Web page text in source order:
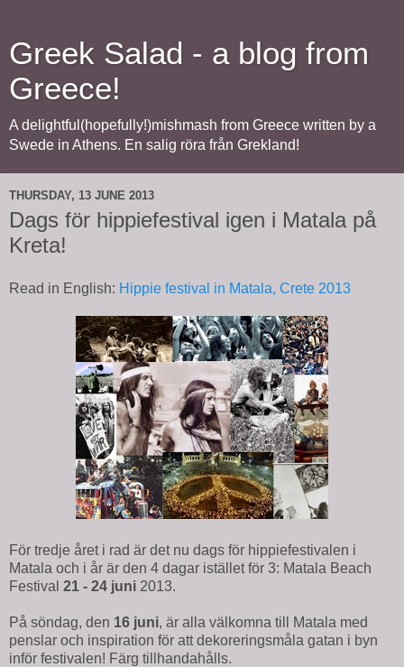
Greek Salad - a blog from
Greece!
A delightful(hopefully!)mishmash from Greece written by a
Swede in Athens. En salig röra från Grekland!
THURSDAY, 13 JUNE 2013
Dags för hippiefestival igen i Matala på
Kreta!
Read in English: Hippie festival in Matala, Crete 2013
För tredje året i rad är det nu dags för hippiefestivalen i
Matala och i år är den 4 dagar istället för 3: Matala Beach
Festival 21 - 24 juni 2013.
På söndag, den 16 juni, är alla välkomna till Matala med
penslar och inspiration för att dekoreringsmåla gatan i byn
inför festivalen! Färg tillhandahålls.